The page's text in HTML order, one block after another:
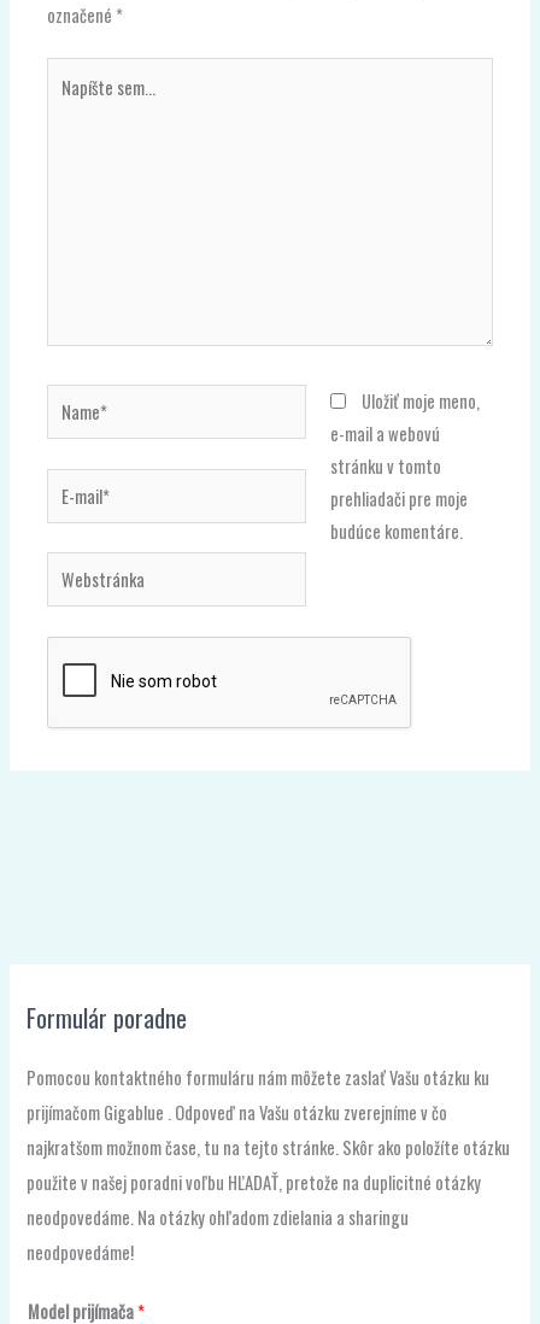
označené *
sem...
Name*
mail*
Webstránka
Uložiť moje meno,
e-mail a webovú
stránku v tomto
prehliadači pre moje
budúce komentáre.
Formulár poradne
Pomocou kontaktného formuláru nám môžete zaslať Vašu otázku ku
prijímačom Gigablue . Odpoveď na Vašu otázku zverejníme v čo
najkratšom možnom čase, tu na tejto stránke. Skôr ako položíte otázku
použite v našej poradni voľbu HĽADAŤ, pretože na duplicitné otázky
neodpovedáme. Na otázky ohľadom zdielania a sharingu
neodpovedáme!
Model prijímača*